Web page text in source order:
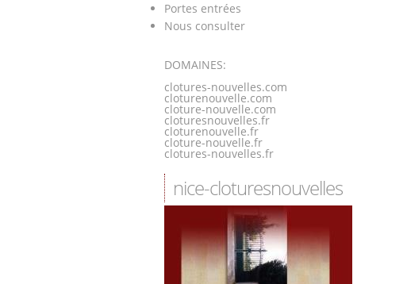
Portes entrées
Nous consulter
DOMAINES:
clotures-nouvelles.com
cloturenouvelle.com
cloture-nouvelle.com
cloturesnouvelles.fr
cloturenouvelle.fr
cloture-nouvelle.fr
clotures-nouvelles.fr
nice-cloturesnouvelles